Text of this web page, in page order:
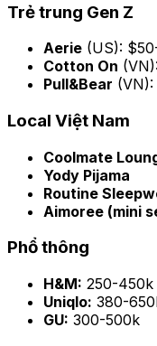
Trẻ trung Gen Z
Aerie (US):
Cotton On
Pull&Bear
Local Việt Nam
Coolmate
Yody Pijama
Routine
Aimoree (mini
Phổ thông
H&M: 250-450k
Uniqlo: 380-
GU: 300-500k